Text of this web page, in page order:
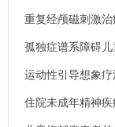
重复经颅磁刺激
孤独症谱系障碍
运动性引导想象
住院未成年精神